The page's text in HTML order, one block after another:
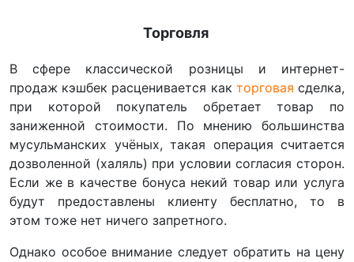
Торговля
В сфере классической розницы и интернет-
продаж кэшбек расценивается как торговая сделка,
при которой покупатель обретает товар по
заниженной стоимости. По мнению большинства
мусульманских учёных, такая операция считается
дозволенной (халяль) при условии согласия сторон.
Если же в качестве бонуса некий товар или услуга
будут предоставлены клиенту бесплатно, то в
этом тоже нет ничего запретного.
Однако особое внимание следует обратить на цену